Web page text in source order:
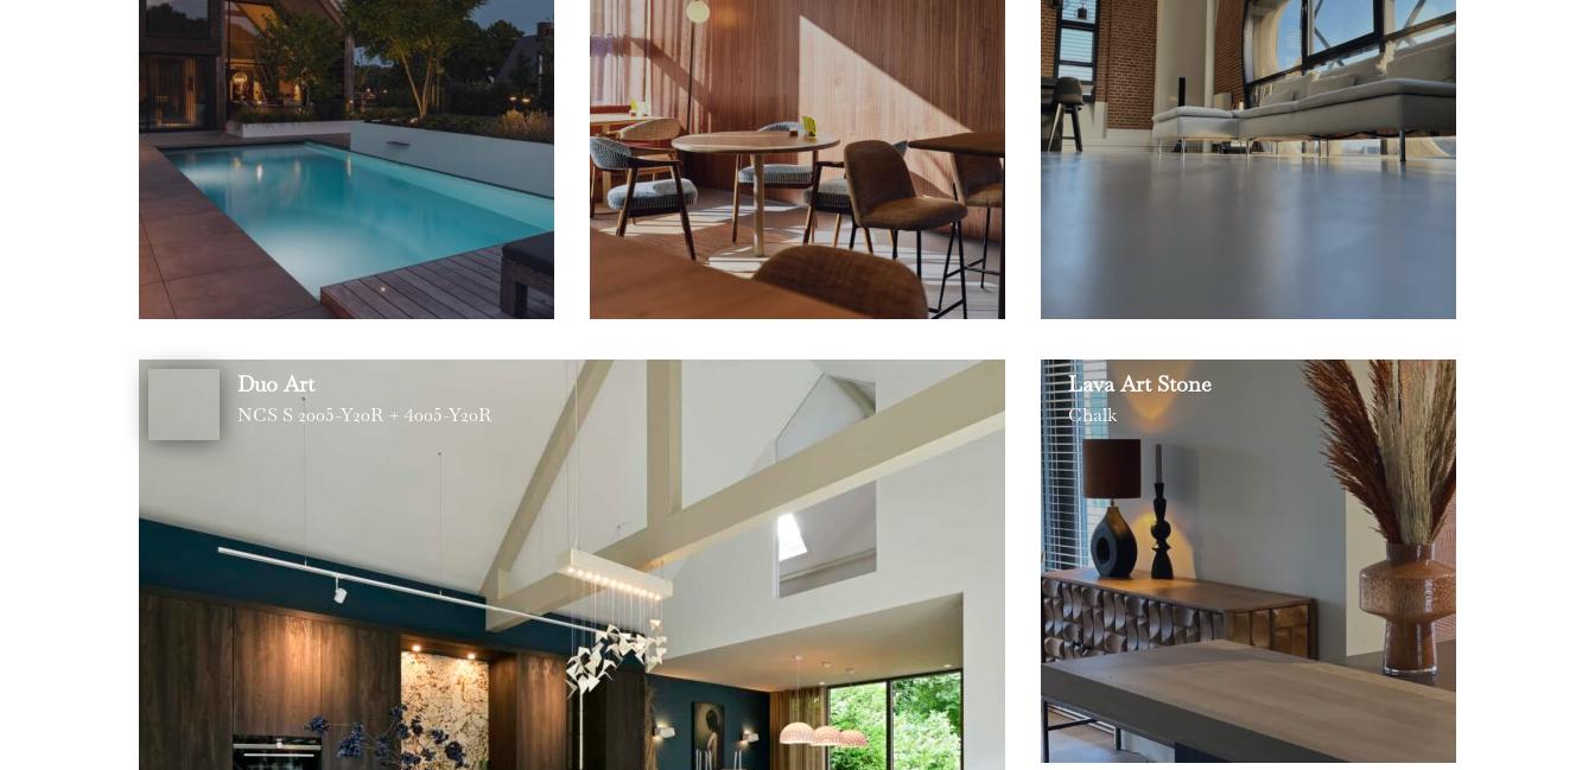
Duo Art
NCS S 2005-Y20R + 4005-Y20R
Lava Art Stone
Chalk